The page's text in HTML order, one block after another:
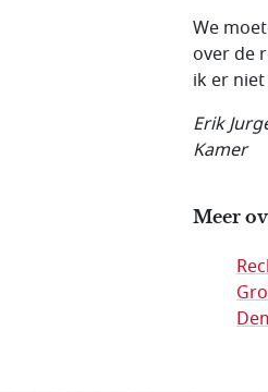
We
over de
ik er niet
Erik
Kamer
Meer